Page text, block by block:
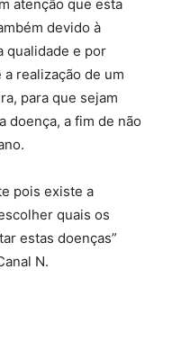
atenção que esta
devido à
qualidade e por
realização de um
para que sejam
doença, a fim de não
pois existe a
quais os
estas doenças”
N.